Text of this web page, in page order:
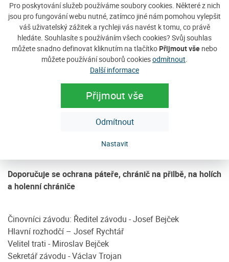
Pro poskytování služeb používáme soubory cookies. Některé z nich
jsou pro fungování webu nutné, zatímco jiné nám pomohou vylepšit
váš uživatelský zážitek a rychleji vás navést k tomu, co právě
hledáte. Souhlasíte s používáním všech cookies? Svůj souhlas
můžete snadno definovat kliknutím na tlačítko Přijmout vše nebo
můžete používání souborů cookiesodmítnout.
Další informace
Přijmout vše
Odmítnout
Nastavit
Používání vleků:
Závodníci se startovními čísly mají jízdy na vlecích
bezplatně
Tech. ustanovení:
Ve všech kategoriích musí býtkaždý závodník vybaven
ochrannou přilbou
Každý závodník vč. doprovodu se zúčastní závodu na
vlastní nebezpečí
Pořadatel nepřebírá odpovědnost za úrazy způsobené při
Doporučuje se ochrana páteře, chránič na přilbě, na holích
a holenní chrániče
Činovníci závodu: Ředitel závodu - Josef Bejček
Hlavní rozhodčí – Josef Rychtář
Velitel trati - Miroslav Bejček
Sekretář závodu - Václav Trojan